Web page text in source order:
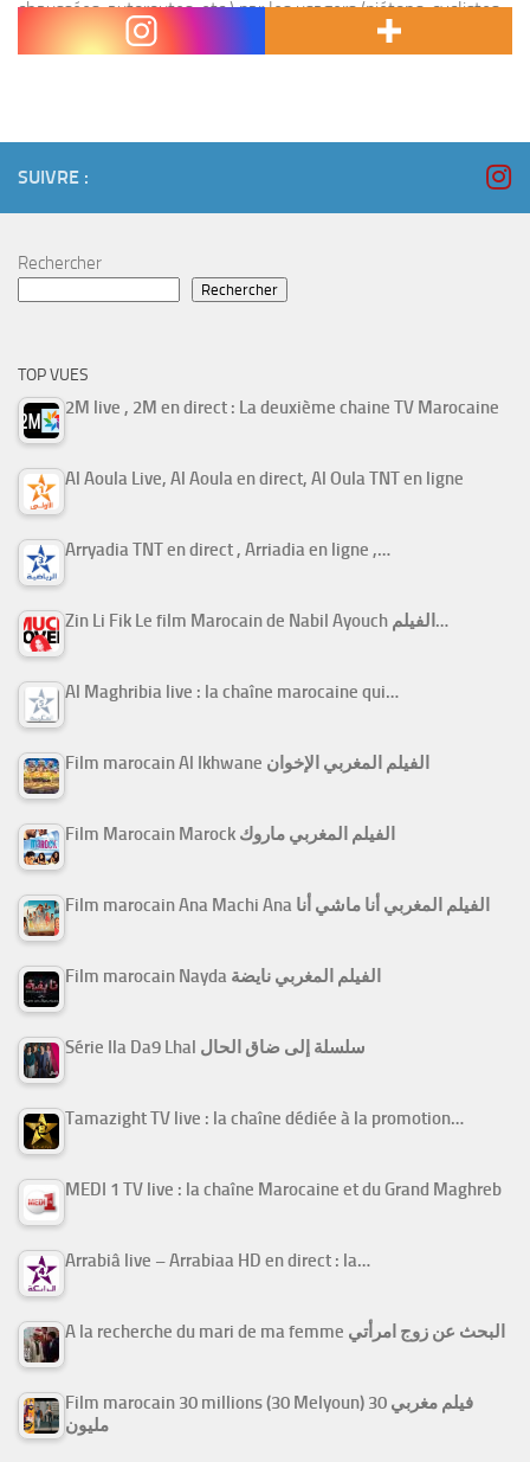
chaussées, autoroutes, etc.) par les usagers (piétons, cyclistes,
deux-roues à moteur, automobilistes, etc.)....
SUIVRE :
Rechercher
Rechercher
TOP VUES
2M live , 2M en direct : La deuxième chaine TV Marocaine
Al Aoula Live, Al Aoula en direct, Al Oula TNT en ligne
Arryadia TNT en direct , Arriadia en ligne ,…
Zin Li Fik Le film Marocain de Nabil Ayouch الفيلم…
Al Maghribia live : la chaîne marocaine qui…
Film marocain Al Ikhwane الفيلم المغربي الإخوان
Film Marocain Marock الفيلم المغربي ماروك
Film marocain Ana Machi Ana الفيلم المغربي أنا ماشي أنا
Film marocain Nayda الفيلم المغربي نايضة
Série Ila Da9 Lhal سلسلة إلى ضاق الحال
Tamazight TV live : la chaîne dédiée à la promotion…
MEDI 1 TV live : la chaîne Marocaine et du Grand Maghreb
Arrabiâ live – Arrabiaa HD en direct : la…
A la recherche du mari de ma femme البحث عن زوج امرأتي
Film marocain 30 millions (30 Melyoun) فيلم مغربي 30
مليون